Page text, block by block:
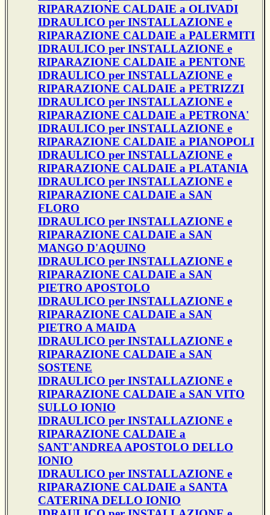
RIPARAZIONE CALDAIE a OLIVADI
IDRAULICO per INSTALLAZIONE e
RIPARAZIONE CALDAIE a PALERMITI
IDRAULICO per INSTALLAZIONE e
RIPARAZIONE CALDAIE a PENTONE
IDRAULICO per INSTALLAZIONE e
RIPARAZIONE CALDAIE a PETRIZZI
IDRAULICO per INSTALLAZIONE e
RIPARAZIONE CALDAIE a PETRONA'
IDRAULICO per INSTALLAZIONE e
RIPARAZIONE CALDAIE a PIANOPOLI
IDRAULICO per INSTALLAZIONE e
RIPARAZIONE CALDAIE a PLATANIA
IDRAULICO per INSTALLAZIONE e
RIPARAZIONE CALDAIE a SAN
FLORO
IDRAULICO per INSTALLAZIONE e
RIPARAZIONE CALDAIE a SAN
MANGO D'AQUINO
IDRAULICO per INSTALLAZIONE e
RIPARAZIONE CALDAIE a SAN
PIETRO APOSTOLO
IDRAULICO per INSTALLAZIONE e
RIPARAZIONE CALDAIE a SAN
PIETRO A MAIDA
IDRAULICO per INSTALLAZIONE e
RIPARAZIONE CALDAIE a SAN
SOSTENE
IDRAULICO per INSTALLAZIONE e
RIPARAZIONE CALDAIE a SAN VITO
SULLO IONIO
IDRAULICO per INSTALLAZIONE e
RIPARAZIONE CALDAIE a
SANT'ANDREA APOSTOLO DELLO
IONIO
IDRAULICO per INSTALLAZIONE e
RIPARAZIONE CALDAIE a SANTA
CATERINA DELLO IONIO